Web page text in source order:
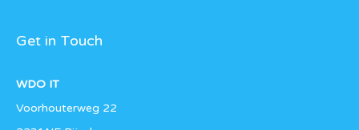
Get in Touch
WDO IT
Voorhouterweg 22